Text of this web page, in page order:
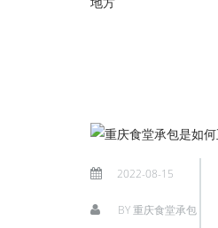
2022-08-15
BY重庆食堂承包